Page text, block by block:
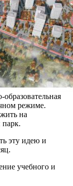
режиме.
на
эту идею и
учебного и